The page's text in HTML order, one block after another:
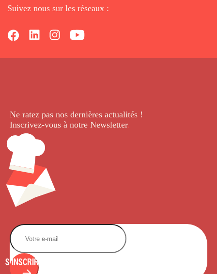
Suivez nous sur les réseaux :
Ne ratez pas nos dernières actualités !
Inscrivez-vous à notre Newsletter.
S'INSCRIRE